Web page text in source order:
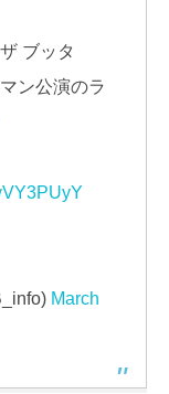
ブッタ
ン公演のラ
March